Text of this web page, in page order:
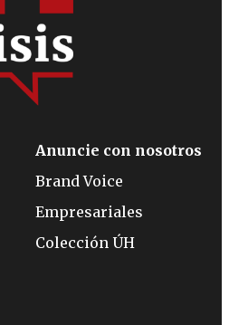
Anuncie con nosotros
Brand Voice
Empresariales
Colección ÚH